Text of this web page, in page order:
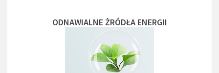
ODNAWIALNE ŻRÓDŁA ENERGII